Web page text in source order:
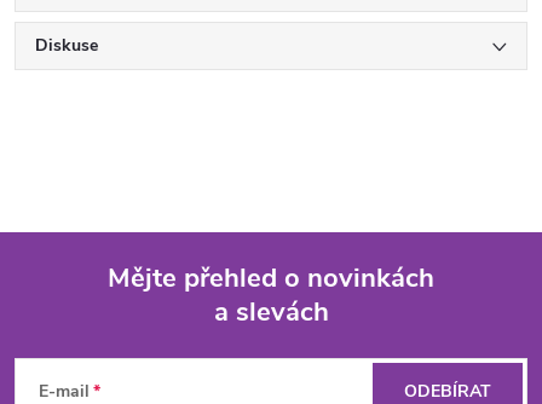
Diskuse
Mějte přehled o novinkách
a slevách
E-mail ODEBÍRAT